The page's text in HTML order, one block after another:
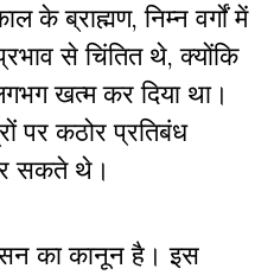
ब्राह्मण, निम्न वर्गों में
से चिंतित थे, क्योंकि
खत्म कर दिया था।
पर कठोर प्रतिबंध
सकते थे।
का कानून है। इस